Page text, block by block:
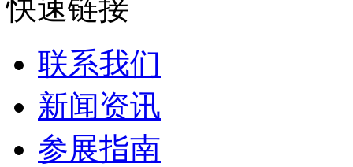
快速链接
联系我们
新闻资讯
参展指南